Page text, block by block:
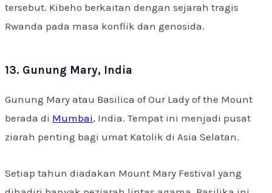
tersebut. Kibeho berkaitan dengan sejarah tragis
Rwanda pada masa konflik dan genosida.
13. Gunung Mary, India
Gunung Mary atau Basilica of Our Lady of the Mount
berada di Mumbai, India. Tempat ini menjadi pusat
ziarah penting bagi umat Katolik di Asia Selatan.
Setiap tahun diadakan Mount Mary Festival yang